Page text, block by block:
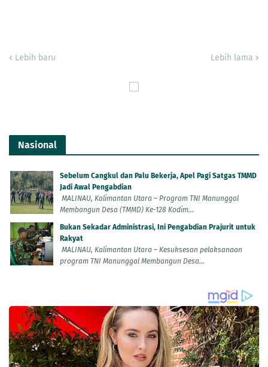
Lebih baru Lebih lama
Nasional
Sebelum Cangkul dan Palu Bekerja, Apel Pagi Satgas TMMD
Jadi Awal Pengabdian
MALINAU, Kalimantan Utara – Program TNI Manunggal
Membangun Desa (TMMD) Ke-128 Kodim...
Bukan Sekadar Administrasi, Ini Pengabdian Prajurit untuk
Rakyat
MALINAU, Kalimantan Utara – Kesuksesan pelaksanaan
program TNI Manunggal Membangun Desa...